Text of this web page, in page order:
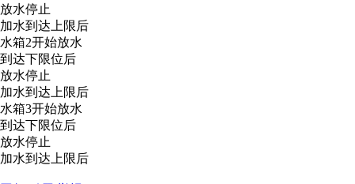
放水停止
加水到达上限后
水箱2开始放水
到达下限位后
放水停止
加水到达上限后
水箱3开始放水
到达下限位后
放水停止
加水到达上限后